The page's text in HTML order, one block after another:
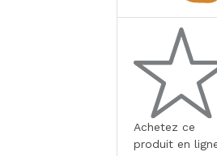
Achetez ce
produit en